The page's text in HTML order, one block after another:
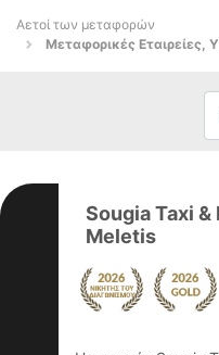
Αετοί των μεταφορών
Μεταφορικές Εταιρείες,
Sougia Taxi
Meletis